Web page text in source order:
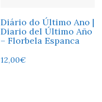
Diário do Último Ano |
Diario del Último Año
– Florbela Espanca
12,00€